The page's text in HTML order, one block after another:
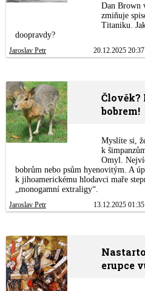
Dan Brown
zmiňuje
Titaniku.
doopravdy?
Jaroslav Petr 20.12.2025 20:37
Člověk?
bobrem!
Myslíte si,
k
Omyl.
bobrům nebo psům hyenovitým. A
k jihoamerickému hlodavci maře
„monogamní extraligy“.
Jaroslav Petr 13.12.2025 01:35
erupce